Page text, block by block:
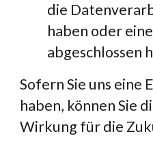
die
haben oder
abgeschlossen
Sofern Sie uns
haben, können Sie
Wirkung für die